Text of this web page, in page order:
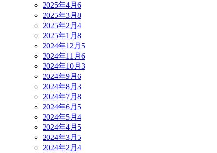
2025年4月 6
2025年3月 8
2025年2月 4
2025年1月 8
2024年12月 5
2024年11月 6
2024年10月 3
2024年9月 6
2024年8月 3
2024年7月 8
2024年6月 5
2024年5月 4
2024年4月 5
2024年3月 5
2024年2月 4